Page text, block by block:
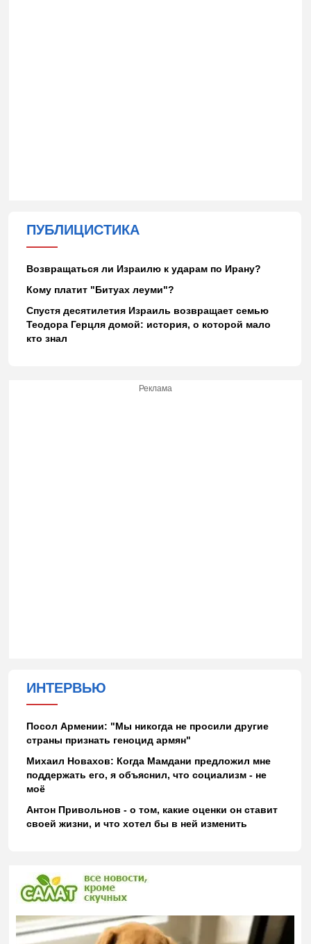
ПУБЛИЦИСТИКА
Возвращаться ли Израилю к ударам по Ирану?
Кому платит "Битуах леуми"?
Спустя десятилетия Израиль возвращает семью
Теодора Герцля домой: история, о которой мало
кто знал
Реклама
ИНТЕРВЬЮ
Посол Армении: "Мы никогда не просили другие
страны признать геноцид армян"
Михаил Новахов: Когда Мамдани предложил мне
поддержать его, я объяснил, что социализм - не
моё
Антон Привольнов - о том, какие оценки он ставит
своей жизни, и что хотел бы в ней изменить